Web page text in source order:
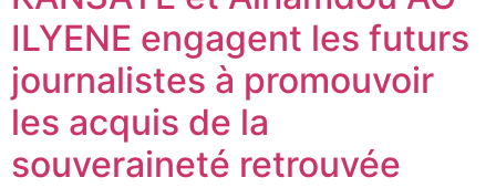
ILYENE engagent les futurs
journalistes à promouvoir
les acquis de la
souveraineté retrouvée